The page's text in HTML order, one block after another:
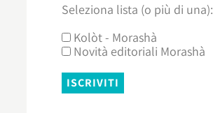
Seleziona lista (o più di una):
Kolòt - Morashà
Novità editoriali Morashà